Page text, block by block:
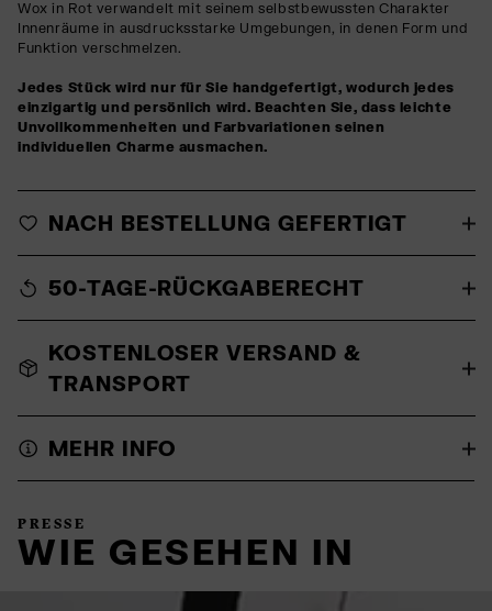
Wox in Rot verwandelt mit seinem selbstbewussten Charakter
Innenräume in ausdrucksstarke Umgebungen, in denen Form und
Funktion verschmelzen.
Jedes Stück wird nur für Sie handgefertigt, wodurch jedes
einzigartig und persönlich wird. Beachten Sie, dass leichte
Unvollkommenheiten und Farbvariationen seinen
individuellen Charme ausmachen.
NACH BESTELLUNG GEFERTIGT
50-TAGE-RÜCKGABERECHT
KOSTENLOSER VERSAND &
TRANSPORT
MEHR INFO
PRESSE
WIE GESEHEN IN